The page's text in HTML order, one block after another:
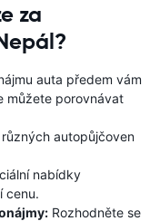
za
auta předem vám
můžete porovnávat
autopůjčoven
nabídky
cenu.
Rozhodněte se